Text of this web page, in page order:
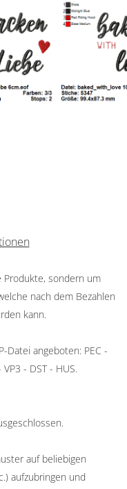
sondern um
nach dem Bezahlen
kann.
Datei angeboten: PEC -
VP3 - DST - HUS.
auf beliebigen
aufzubringen und